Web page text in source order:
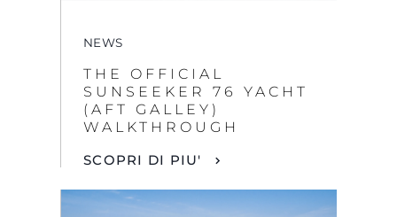
NEWS
THE OFFICIAL
SUNSEEKER 76 YACHT
(AFT GALLEY)
WALKTHROUGH
SCOPRI DI PIU'